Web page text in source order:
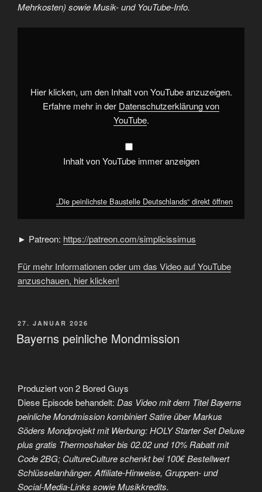
Mehrkosten) sowie Musik- und YouTube-Info.
„Die
Hier klicken, um den Inhalt von YouTube anzuzeigen.
Erfahre mehr in der Datenschutzerklärung von
YouTube.
Inhalt von YouTube immer anzeigen
„Die peinlichste Baustelle Deutschlands“ direkt öffnen
► Patreon: https://patreon.com/simplicissimus
Für mehr Informationen oder um das Video auf YouTube
anzuschauen, hier klicken!
VERÖFFENTLICHT
AM
27. JANUAR 2026
Bayerns peinliche Mondmission
Produziert von 2 Bored Guys
Diese Episode behandelt: Das Video mit dem Titel Bayerns
peinliche Mondmission kombiniert Satire über Markus
Söders Mondprojekt mit Werbung: HOLY Starter Set Deluxe
plus gratis Thermoshaker bis 02.02 und 10% Rabatt mit
Code 2BG; CultureCulture schenkt bei 100€ Bestellwert
Schlüsselanhänger. Affiliate-Hinweise, Gruppen- und
Social-Media-Links sowie Musikkredits.